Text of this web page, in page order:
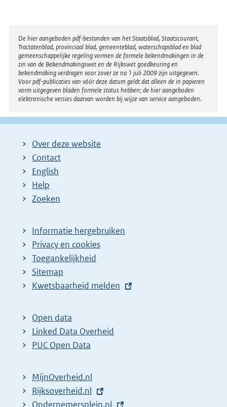
Disclaimer
De hier aangeboden pdf-bestanden van het Staatsblad, Staatscourant,
Tractatenblad, provinciaal blad, gemeenteblad, waterschapsblad en blad
gemeenschappelijke regeling vormen de formele bekendmakingen in de
zin van de Bekendmakingswet en de Rijkswet goedkeuring en
bekendmaking verdragen voor zover ze na 1 juli 2009 zijn uitgegeven.
Voor pdf-publicaties van vóór deze datum geldt dat alleen de in papieren
vorm uitgegeven bladen formele status hebben; de hier aangeboden
elektronische versies daarvan worden bij wijze van service aangeboden.
Over deze website
Contact
English
Help
Zoeken
Informatie hergebruiken
Privacy en cookies
Toegankelijkheid
Sitemap
E
t
e
r
l
i
Kwetsbaarheid melden
Open data
Linked Data Overheid
PUC Open Data
MijnOverheid.nl
E
x
Rijksoverheid.nl
E
Ondernemersplein.nl